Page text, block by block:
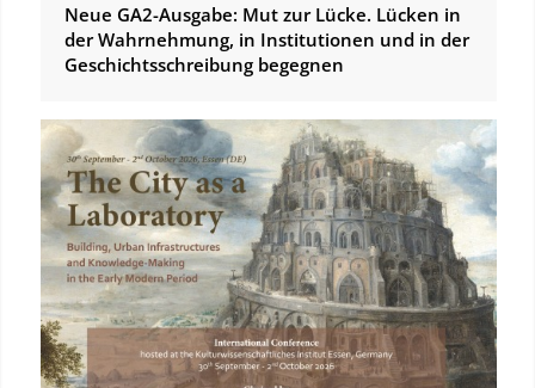
Neue GA2-Ausgabe: Mut zur Lücke. Lücken in
der Wahrnehmung, in Institutionen und in der
Geschichtsschreibung begegnen